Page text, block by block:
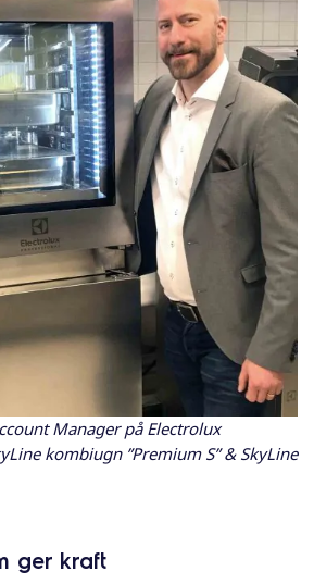
Manager på Electrolux
kombiugn ”Premium S” & SkyLine
ger kraft